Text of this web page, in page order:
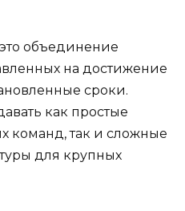
объединение
на достижение
сроки.
как простые
команд, так и сложные
для крупных